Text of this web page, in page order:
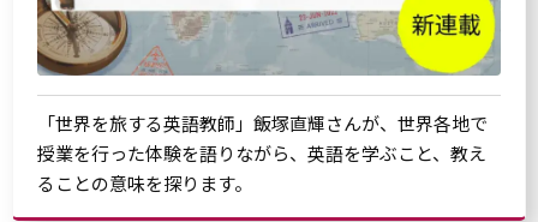
「世界を旅する英語教師」飯塚直輝さんが、世界各地で
授業を行った体験を語りながら、英語を学ぶこと、教え
ることの意味を探ります。